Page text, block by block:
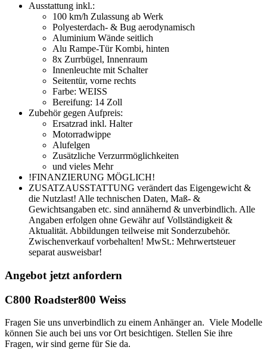
Ausstattung inkl.:
100 km/h Zulassung ab Werk
Polyesterdach- & Bug aerodynamisch
Aluminium Wände seitlich
Alu Rampe-Tür Kombi, hinten
8x Zurrbügel, Innenraum
Innenleuchte mit Schalter
Seitentür, vorne rechts
Farbe: WEISS
Bereifung: 14 Zoll
Zubehör gegen Aufpreis:
Ersatzrad inkl. Halter
Motorradwippe
Alufelgen
Zusätzliche Verzurrmöglichkeiten
und vieles Mehr
!FINANZIERUNG MÖGLICH!
ZUSATZAUSSTATTUNG verändert das Eigengewicht &
die Nutzlast! Alle technischen Daten, Maß- &
Gewichtsangaben etc. sind annähernd & unverbindlich. Alle
Angaben erfolgen ohne Gewähr auf Vollständigkeit &
Aktualität. Abbildungen teilweise mit Sonderzubehör.
Zwischenverkauf vorbehalten! MwSt.: Mehrwertsteuer
separat ausweisbar!
Angebot jetzt anfordern
C800 Roadster800 Weiss
Fragen Sie uns unverbindlich zu einem Anhänger an. Viele Modelle
können Sie auch bei uns vor Ort besichtigen. Stellen Sie ihre
Fragen, wir sind gerne für Sie da.